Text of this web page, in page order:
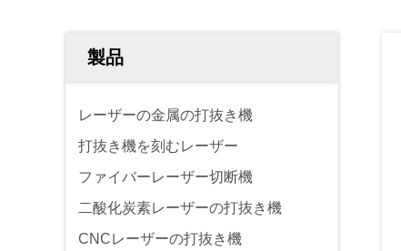
製品
レーザーの金属の打抜き機
打抜き機を刻むレーザー
ファイバーレーザー切断機
二酸化炭素レーザーの打抜き機
CNCレーザーの打抜き機